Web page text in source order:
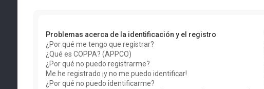
Problemas acerca de la identificación y el registro
¿Por qué me tengo que registrar?
¿Qué es COPPA? (APPCO)
¿Por qué no puedo registrarme?
Me he registrado ¡y no me puedo identificar!
¿Por qué no puedo identificarme?